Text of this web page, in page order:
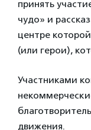
принять
чудо» и
центре
(или герои),
Участниками
движения.